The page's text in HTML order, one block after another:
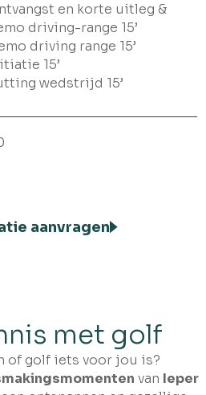
en korte uitleg &
driving-range 15’
driving range 15’
15’
wedstrijd 15’
aanvragen
met golf
of golf iets voor jou is?
van Ieper